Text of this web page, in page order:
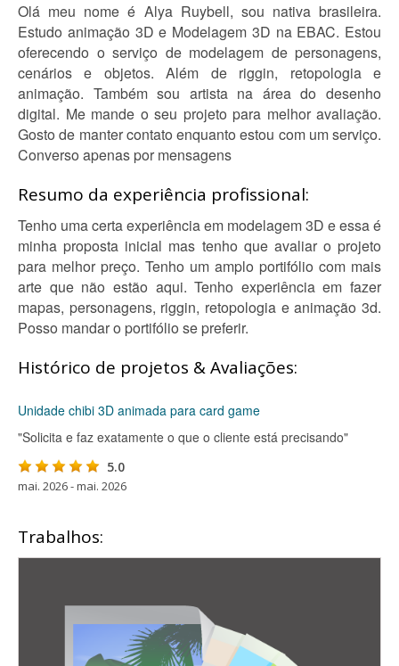
Olá meu nome é Alya Ruybell, sou nativa brasileira.
Estudo animação 3D e Modelagem 3D na EBAC. Estou
oferecendo o serviço de modelagem de personagens,
cenários e objetos. Além de riggin, retopologia e
animação. Também sou artista na área do desenho
digital. Me mande o seu projeto para melhor avaliação.
Gosto de manter contato enquanto estou com um serviço.
Converso apenas por mensagens
Resumo da experiência profissional:
Tenho uma certa experiência em modelagem 3D e essa é
minha proposta inicial mas tenho que avaliar o projeto
para melhor preço. Tenho um amplo portifólio com mais
arte que não estão aqui. Tenho experiência em fazer
mapas, personagens, riggin, retopologia e animação 3d.
Posso mandar o portifólio se preferir.
Histórico de projetos & Avaliações:
Unidade chibi 3D animada para card game
"Solicita e faz exatamente o que o cliente está precisando"
5.0
mai. 2026 - mai. 2026
Trabalhos: